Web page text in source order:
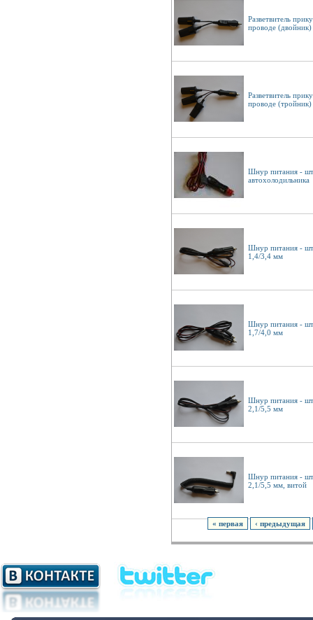
Разветвитель
проводе (двойник)
Разветвитель
проводе (тройник)
Шнур питания -
автохолодильника
Шнур питания -
1,4/3,4 мм
Шнур питания -
1,7/4,0 мм
Шнур питания -
2,1/5,5 мм
Шнур питания -
2,1/5,5 мм, витой
« первая ‹ предыдущая